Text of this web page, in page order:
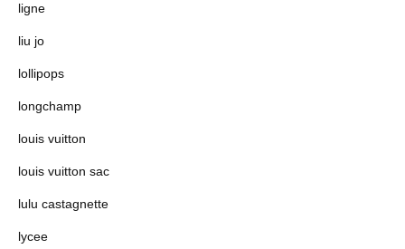
ligne
liu jo
lollipops
longchamp
louis vuitton
louis vuitton sac
lulu castagnette
lycee